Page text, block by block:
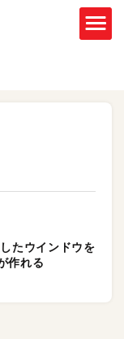
たウインドウを
作れる